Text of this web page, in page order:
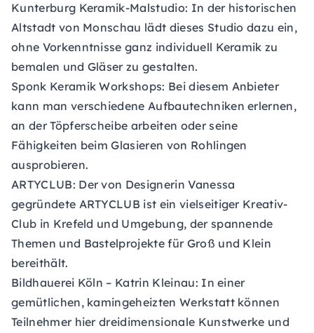
Kunterburg Keramik-Malstudio: In der historischen
Altstadt von Monschau lädt dieses Studio dazu ein,
ohne Vorkenntnisse ganz individuell Keramik zu
bemalen und Gläser zu gestalten.
Sponk Keramik Workshops: Bei diesem Anbieter
kann man verschiedene Aufbautechniken erlernen,
an der Töpferscheibe arbeiten oder seine
Fähigkeiten beim Glasieren von Rohlingen
ausprobieren.
ARTYCLUB: Der von Designerin Vanessa
gegründete ARTYCLUB ist ein vielseitiger Kreativ-
Club in Krefeld und Umgebung, der spannende
Themen und Bastelprojekte für Groß und Klein
bereithält.
Bildhauerei Köln – Katrin Kleinau: In einer
gemütlichen, kamingeheizten Werkstatt können
Teilnehmer hier dreidimensionale Kunstwerke und